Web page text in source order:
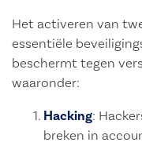
Het activeren van
essentiële
beschermt tegen
waaronder:
Hacking:
breken in